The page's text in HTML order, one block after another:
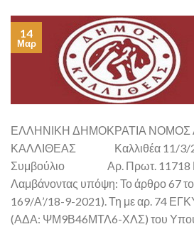
14
Μαρ
ΕΛΛΗΝΙΚΗ ΔΗΜΟΚΡΑΤΙΑ ΝΟΜΟΣ
ΚΑΛΛΙΘΕΑΣ Καλλιθέα 11/3/
Συμβούλιο Αρ. Πρωτ. 11718
Λαμβάνοντας υπόψη: Το άρθρο 67
169/Α’/18-9-2021). Τη με αρ. 74
(ΑΔΑ: ΨΜ9Β46ΜΤΛ6-ΧΛΣ) του